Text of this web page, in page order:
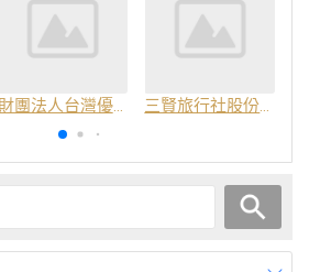
財團法人台灣優良農產品發展協會 三賢旅行社股份有限公司